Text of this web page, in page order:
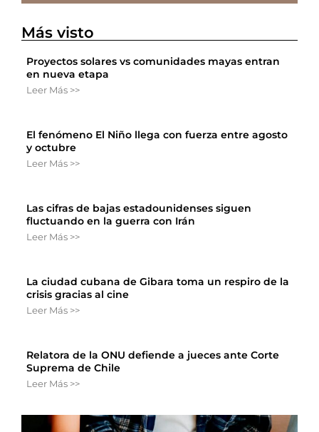
Más visto
Proyectos solares vs comunidades mayas entran
en nueva etapa
Leer Más >>
El fenómeno El Niño llega con fuerza entre agosto
y octubre
Leer Más >>
Las cifras de bajas estadounidenses siguen
fluctuando en la guerra con Irán
Leer Más >>
La ciudad cubana de Gibara toma un respiro de la
crisis gracias al cine
Leer Más >>
Relatora de la ONU defiende a jueces ante Corte
Suprema de Chile
Leer Más >>